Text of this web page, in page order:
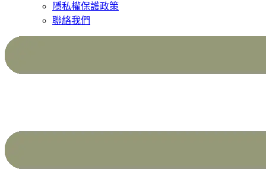
隱私權保護政策
聯絡我們